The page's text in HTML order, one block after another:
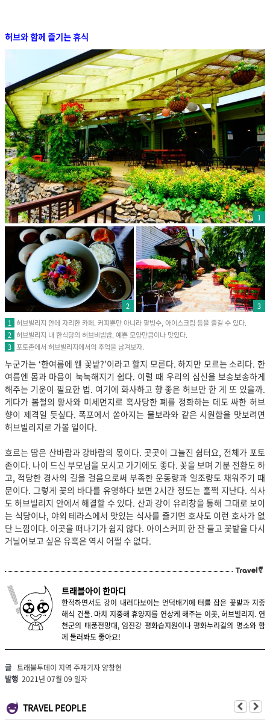
허브와 함께 즐기는 휴식
1
2
3
1 허브빌리지 안에 자리한 카페. 커피뿐만 아니라 팥빙수, 아이스크림 등을 즐길 수 있다.
2 허브빌리지 내 한식당의 허브비빔밥. 예쁜 모양만큼이나 맛있다.
3 포토존에서 허브빌리지에서의 추억을 남겨보자.
누군가는 ‘한여름에 웬 꽃밭?’이라고 할지 모른다. 하지만 모르는 소리다. 한
여름엔 몸과 마음이 눅눅해지기 쉽다. 이럴 때 우리의 심신을 보송보송하게
해주는 기운이 필요한 법. 여기에 화사하고 향 좋은 허브만 한 게 또 있을까.
게다가 봄철의 황사와 미세먼지로 혹사당한 폐를 정화하는 데도 싸한 허브
향이 제격일 듯싶다. 폭포에서 쏟아지는 물보라와 같은 시원함을 맛보려면
허브빌리지로 가볼 일이다.
흐르는 땀은 산바람과 강바람의 몫이다. 곳곳이 그늘진 쉼터요, 전체가 포토
존이다. 나이 드신 부모님을 모시고 가기에도 좋다. 꽃을 보며 기분 전환도 하
고, 적당한 경사의 길을 걸음으로써 부족한 운동량과 일조량도 채워주기 때
문이다. 그렇게 꽃의 바다를 유영하다 보면 2시간 정도는 훌쩍 지난다. 식사
도 허브빌리지 안에서 해결할 수 있다. 산과 강이 유리창을 통해 그대로 보이
는 식당이나, 야외 테라스에서 맛있는 식사를 즐기면 호사도 이런 호사가 없
단 느낌이다. 이곳을 떠나기가 쉽지 않다. 아이스커피 한 잔 들고 꽃밭을 다시
거닐어보고 싶은 유혹은 역시 어쩔 수 없다.
트래블아이 한마디
한적하면서도 강이 내려다보이는 언덕배기에 터를 잡은 꽃밭과 지중
해식 건물. 마치 지중해 휴양지를 연상케 해주는 이곳, 허브빌리지. 연
천군의 태풍전망대, 임진강 평화습지원이나 평화누리길의 명소와 함
께 둘러봐도 좋아요!
글 트래블투데이 지역 주재기자 양창현
발행 2021년 07월 09 일자
TRAVEL PEOPLE